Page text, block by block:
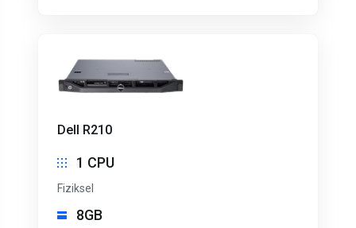
Dell R210
1 CPU
Fiziksel
8GB